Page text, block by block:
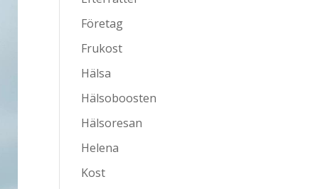
Företag
Frukost
Hälsa
Hälsoboosten
Hälsoresan
Helena
Kost